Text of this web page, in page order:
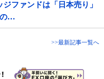
ファンドは「日本売り」
の…
>>最新記事一覧へ